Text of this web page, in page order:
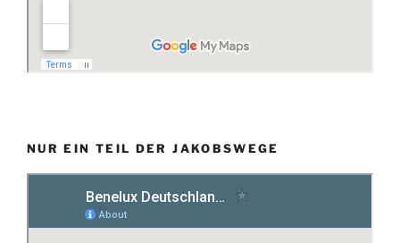
NUR EIN TEIL DER JAKOBSWEGE